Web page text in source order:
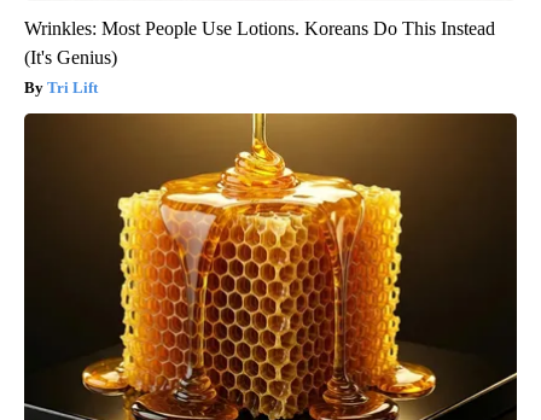
Wrinkles: Most People Use Lotions. Koreans Do This Instead
(It's Genius)
Tri Lift